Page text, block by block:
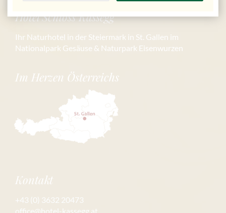
Hotel Schloss Kassegg
Ihr Naturhotel in der Steiermark in St. Gallen im
Nationalpark Gesäuse & Naturpark Eisenwurzen
Im Herzen Österreichs
Kontakt
+43 (0) 3632 20473
office@hotel-kassegg.at